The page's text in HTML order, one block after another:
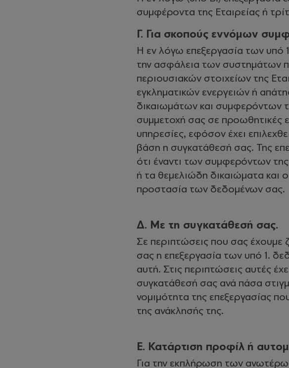
συμφέροντα της Εταιρείας ή
Γ. Για σκοπούς εννόμων
Η εν λόγω επεξεργασία των υπό
την ασφάλεια των συστημάτων
περιουσιακών στοιχείων της
εγκληματικών ενεργειών ή
δικαιωμάτων και συμφερόντων
συμμετοχή σας σε προωθητικές
υπηρεσίες, εφόσον έχει
βάση η συγκατάθεσή σας. Της
ότι έναντι των συμφερόντων
ή τα θεμελιώδη δικαιώματα και
προστασία των δεδομένων σας.
Δ. Με τη συγκατάθεσή σας.
Σε περιπτώσεις που σας έχουμε
σας η επεξεργασία των υπό 1.
αυτή. Στις περιπτώσεις αυτές
συγκατάθεσή σας ανά πάσα
νομιμότητα της επεξεργασίας
της ανάκλησής της.
Ε. Κατάρτιση προφίλ ή
Για την εκπλήρωση των